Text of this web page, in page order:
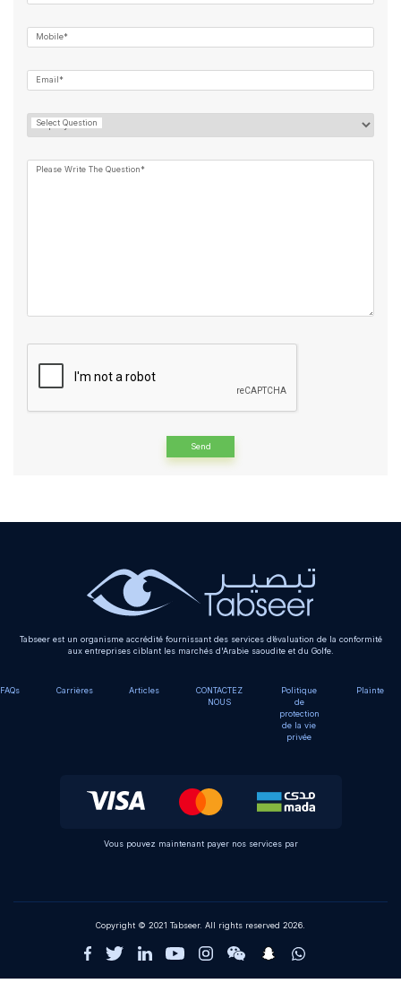
Mobile*
Email*
Select Question
Please Write The Question*
Tabseer est un organisme accrédité fournissant des services d’évaluation de la conformité
aux entreprises ciblant les marchés d'Arabie saoudite et du Golfe.
FAQs Carrières Articles
CONTACTEZ
NOUS
Politique
de
protection
de la vie
privée
Plainte
Vous pouvez maintenant payer nos services par
Copyright © 2021 Tabseer. All rights reserved 2026.